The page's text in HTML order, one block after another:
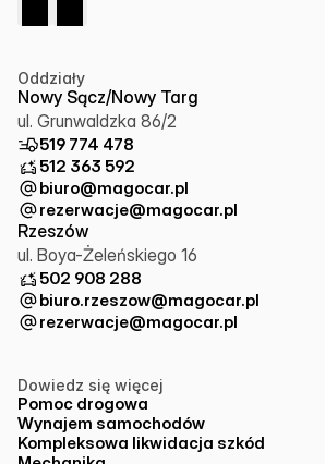
Oddziały
Nowy Sącz/Nowy Targ
ul. Grunwaldzka 86/2
519 774 478
512 363 592
biuro@magocar.pl
rezerwacje@magocar.pl
Rzeszów
ul. Boya-Żeleńskiego 16
502 908 288
biuro.rzeszow@magocar.pl
rezerwacje@magocar.pl
Dowiedz się więcej
Pomoc drogowa
Wynajem samochodów
Kompleksowa likwidacja szkód